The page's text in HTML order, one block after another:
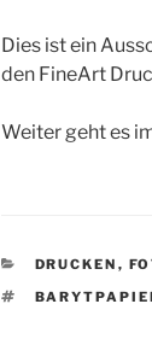
Dies ist ein
den FineArt
Weiter geht es
KATEGORIEN
DRUCKEN ,